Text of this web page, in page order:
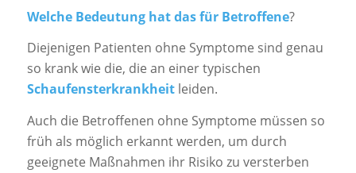
Welche Bedeutung hat das für Betroffene?
Diejenigen Patienten ohne Symptome sind genau
so krank wie die, die an einer typischen
Schaufensterkrankheitleiden.
Auch die Betroffenen ohne Symptome müssen so
früh als möglich erkannt werden, um durch
geeignete Maßnahmen ihr Risiko zu versterben